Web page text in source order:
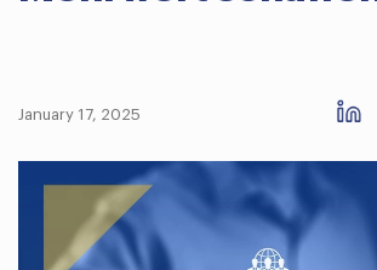
January 17, 2025